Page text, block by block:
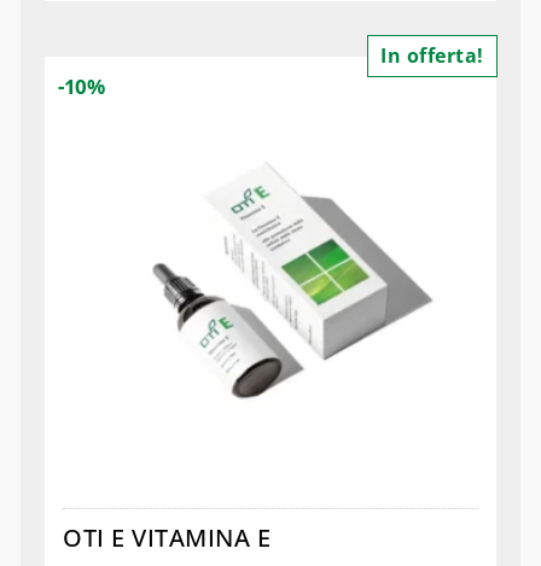
OTI E VITAMINA E
In offerta!
-10%